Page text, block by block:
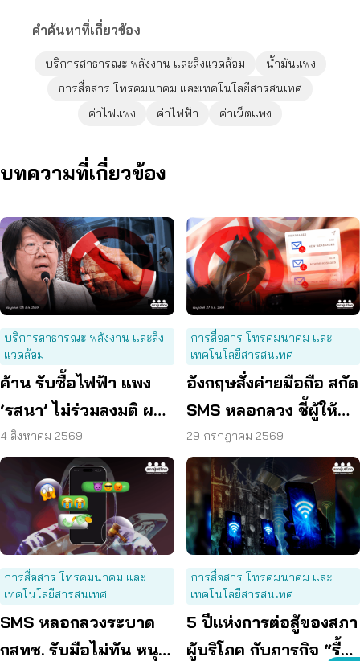
คำค้นหาที่เกี่ยวข้อง
บริการสาธารณะ พลังงาน และสิ่งแวดล้อม
น้ำมันแพง
การสื่อสาร โทรคมนาคม และเทคโนโลยีสารสนเทศ
ค่าไฟแพง
ค่าไฟฟ้า ค่าเน็ตแพง
บทความที่เกี่ยวข้อง
บริการสาธารณะ พลังงาน และสิ่ง
แวดล้อม
ค้าน รับซื้อไฟฟ้า แพง
‘รสนา’ ไม่ร่วมลงมติ ผลัก
ผู้บริโภค “แบก”
4 สิงหาคม 2569
การสื่อสาร โทรคมนาคม และ
เทคโนโลยีสารสนเทศ
อังกฤษสั่งค่ายมือถือ สกัด
SMS หลอกลวง ชี้ผู้ให้
บริการต้องร่วมรับผิด
29 กรกฎาคม 2569
การสื่อสาร โทรคมนาคม และ
เทคโนโลยีสารสนเทศ
SMS หลอกลวงระบาด
กสทช. รับมือไม่ทัน หนุน
การสื่อสาร โทรคมนาคม และ
เทคโนโลยีสารสนเทศ
5 ปีแห่งการต่อสู้ของสภา
ผู้บริโภค กับภารกิจ “รื้อ